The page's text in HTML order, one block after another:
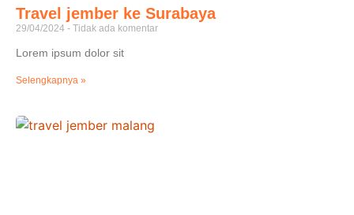
Travel jember ke Surabaya
29/04/2024 Tidak ada komentar
Lorem ipsum dolor sit
Selengkapnya »